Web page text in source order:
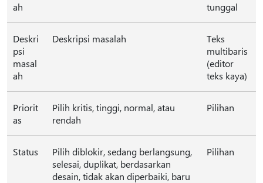
ah
tunggal
Deskri
psi
masal
ah
Deskripsi masalah
Teks
multibaris
(editor
teks kaya)
Priorit
as
Pilih kritis, tinggi, normal, atau
rendah
Pilihan
Status
Pilih diblokir, sedang berlangsung,
selesai, duplikat, berdasarkan
desain, tidak akan diperbaiki, baru
Pilihan